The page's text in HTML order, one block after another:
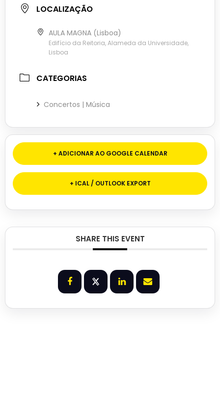
LOCALIZAÇÃO
AULA MAGNA (Lisboa)
Edifício da Reitoria, Alameda da Universidade,
Lisboa
CATEGORIAS
Concertos | Música
+ ADICIONAR AO GOOGLE CALENDAR
+ ICAL / OUTLOOK EXPORT
SHARE THIS EVENT